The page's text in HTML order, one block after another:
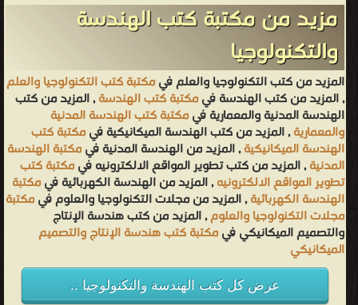
مزيد من مكتبة كتب الهندسة
والتكنولوجيا
المزيد من كتب التكنولوجيا والعلم فيمكتبة كتب التكنولوجيا والعلم
, المزيد من كتب الهندسة فيمكتبة كتب الهندسة, المزيد من كتب
الهندسة المدنية والمعمارية فيمكتبة كتب الهندسة المدنية
والمعمارية, المزيد من كتب الهندسة الميكانيكية فيمكتبة كتب
الهندسة الميكانيكية, المزيد من الهندسة المدنية فيمكتبة الهندسة
المدنية, المزيد من كتب تطوير المواقع الالكترونيه فيمكتبة كتب
تطوير المواقع الالكترونيه, المزيد من الهندسة الكهربائية فيمكتبة
الهندسة الكهربائية, المزيد من مجلات التكنولوجيا والعلوم فيمكتبة
مجلات التكنولوجيا والعلوم, المزيد من كتب هندسة الإنتاج
والتصميم الميكانيكي فيمكتبة كتب هندسة الإنتاج والتصميم
الميكانيكي
عرض كل كتب الهندسة والتكنولوجيا ..